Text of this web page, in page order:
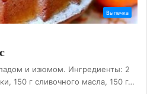
Выпечка
и изюмом. Ингредиенты: 2
150 г сливочного масла, 150 г…